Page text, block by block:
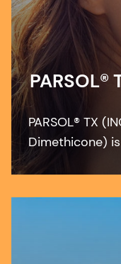
PARSOL®
PARSOL® TX
Dimethicone)
providing a
protection into